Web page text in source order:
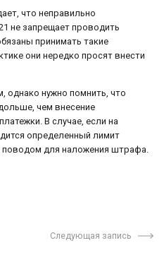
что неправильно
не запрещает проводить
принимать такие
они нередко просят внести
однако нужно помнить, что
чем внесение
В случае, если на
определенный лимит
поводом для наложения штрафа.
Следующая запись